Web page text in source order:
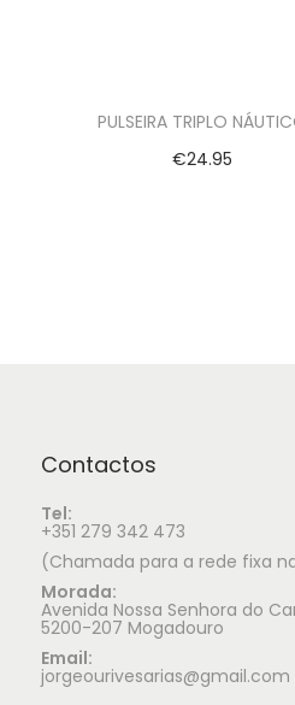
PULSEIRA TRIPLO
€24.95
Contactos
Tel:
+351 279 342 473
(Chamada para a rede fixa
Morada:
Avenida Nossa Senhora do
5200-207 Mogadouro
Email:
jorgeourivesarias@gmail.com